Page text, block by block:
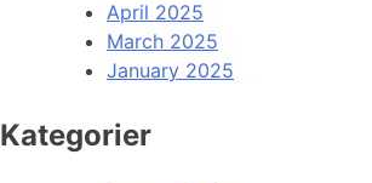
April 2025
March 2025
January 2025
Kategorier